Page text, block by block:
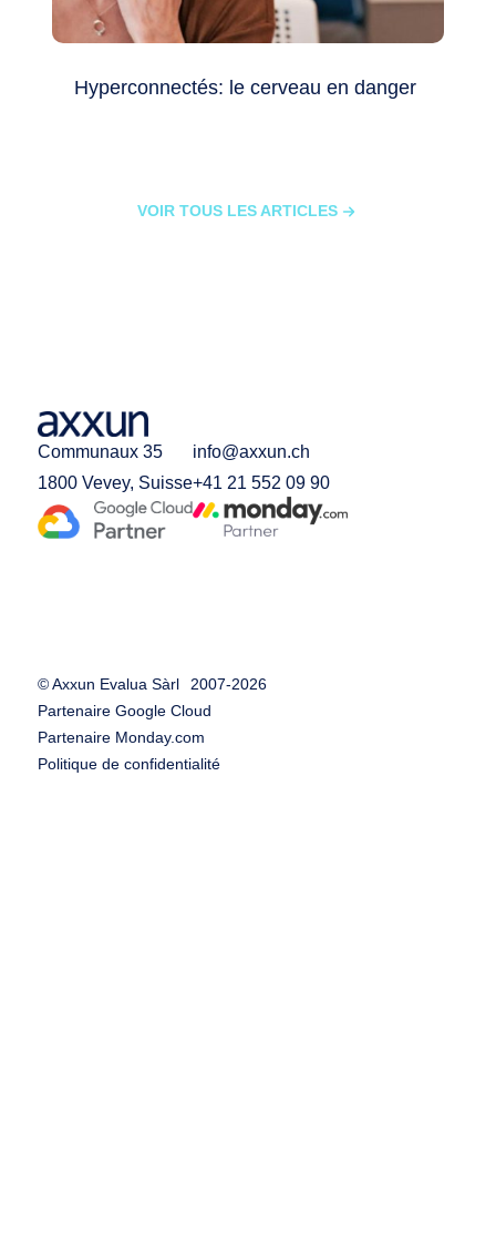
Hyperconnectés: le cerveau en danger
VOIR TOUS LES ARTICLES
Communaux 35
1800 Vevey, Suisse
info@axxun.ch
+41 21 552 09 90
© Axxun Evalua Sàrl 2007-2026
Partenaire Google Cloud
Partenaire Monday.com
Politique de confidentialité